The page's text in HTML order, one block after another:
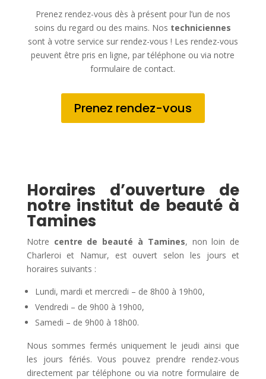
Prenez rendez-vous dès à présent pour l’un de nos
soins du regard ou des mains. Nos techniciennes
sont à votre service sur rendez-vous ! Les rendez-vous
peuvent être pris en ligne, par téléphone ou via notre
formulaire de contact.
Prenez rendez-vous
Horaires d’ouverture de
notre institut de beauté à
Tamines
Notre centre de beauté à Tamines, non loin de
Charleroi et Namur, est ouvert selon les jours et
horaires suivants :
Lundi, mardi et mercredi – de 8h00 à 19h00,
Vendredi – de 9h00 à 19h00,
Samedi – de 9h00 à 18h00.
Nous sommes fermés uniquement le jeudi ainsi que
les jours fériés. Vous pouvez prendre rendez-vous
directement par téléphone ou via notre formulaire de